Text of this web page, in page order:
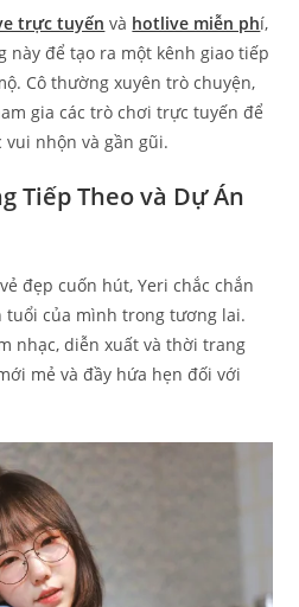
trực tuyến và hotlive miễn phí,
này để tạo ra một kênh giao tiếp
Cô thường xuyên trò chuyện,
gia các trò chơi trực tuyến để
nhộn và gần gũi.
Tiếp Theo và Dự Án
đẹp cuốn hút, Yeri chắc chắn
của mình trong tương lai.
nhạc, diễn xuất và thời trang
mẻ và đầy hứa hẹn đối với